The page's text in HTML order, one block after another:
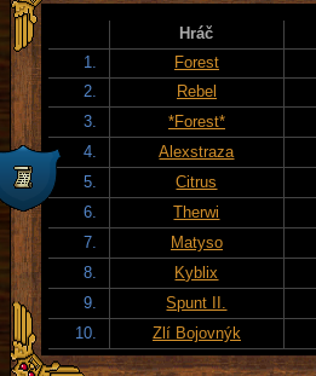
Hráč
1.
Forest
2.
Rebel
3.
*Forest*
4.
Alexstraza
5.
Citrus
6.
Therwi
7.
Matyso
8.
Kyblix
9.
Spunt II.
10.
Zlí Bojovnýk